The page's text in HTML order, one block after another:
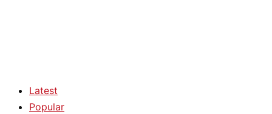
Latest
Popular